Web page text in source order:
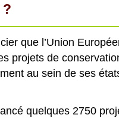
que l’Union
projets de
au sein de ses
quelques 2750